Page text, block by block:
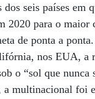
seis países em
2020 para o
de ponta a
nos EUA,
o “sol que
multinacional foi